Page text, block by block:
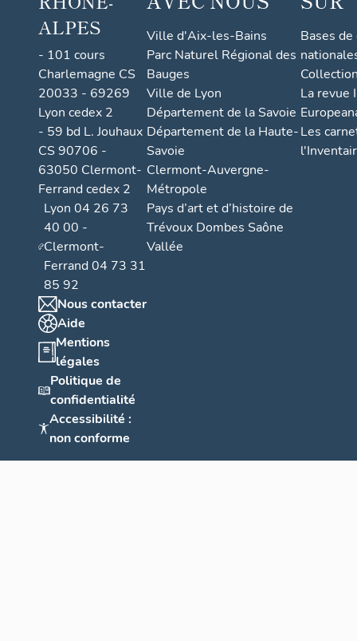
ALPES
- 101 cours
Charlemagne CS
20033 - 69269
Lyon cedex 2
- 59 bd L. Jouhaux
CS 90706 -
63050 Clermont-
Ferrand cedex 2
Lyon 04 26 73
40 00 -
Clermont-
Ferrand 04 73 31
85 92
Nous contacter
Aide
Mentions
légales
Politique de
confidentialité
Accessibilité :
non conforme
Ville d'Aix-les-Bains
Parc Naturel Régional des
Bauges
Ville de Lyon
Département de la Savoie
Département de la Haute-
Savoie
Clermont-Auvergne-
Métropole
Pays d’art et d’histoire de
Trévoux Dombes Saône
Vallée
Bases
La revue
Les